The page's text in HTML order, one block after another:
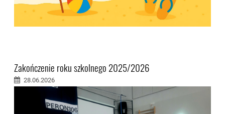
Zakończenie roku szkolnego 2025/2026
28.06.2026